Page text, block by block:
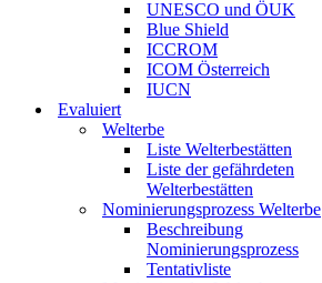
UNESCO und ÖUK
Blue Shield
ICCROM
ICOM Österreich
IUCN
Evaluiert
Welterbe
Liste Welterbestätten
Liste der gefährdeten
Welterbestätten
Nominierungsprozess Welterbe
Beschreibung
Nominierungsprozess
Tentativliste